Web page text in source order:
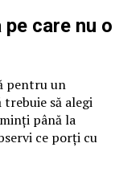
care nu o
pentru un
trebuie să alegi
până la
ce porți cu